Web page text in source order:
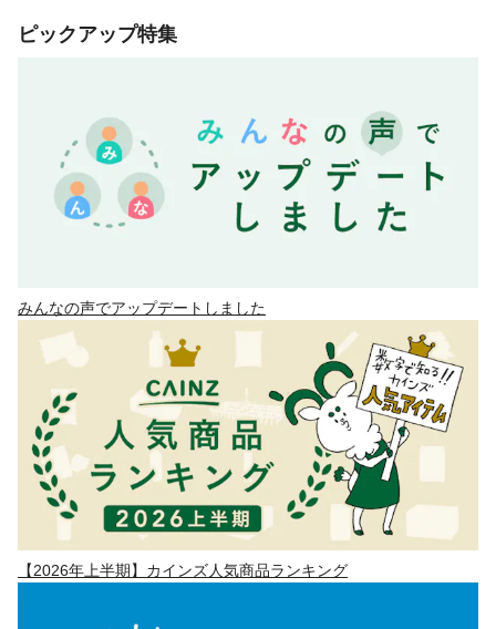
ピックアップ特集
みんなの声でアップデートしました
【2026年上半期】カインズ人気商品ランキング